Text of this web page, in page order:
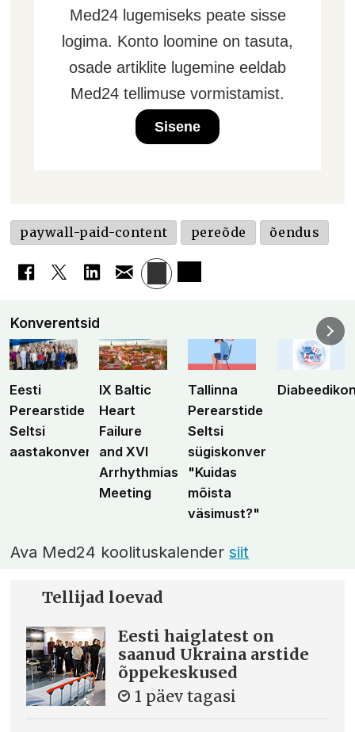
Med24 lugemiseks peate sisse
logima. Konto loomine on tasuta,
osade artiklite lugemine eeldab
Med24 tellimuse vormistamist.
Sisene
paywall-paid-content pereõde õendus
Konverentsid
Eesti
Perearstide
Seltsi
aastakonverents
IX Baltic
Heart
Failure
and XVI
Arrhythmias
Meeting
Tallinna
Perearstide
Seltsi
sügiskonverents
"Kuidas
mõista
väsimust?"
Ava Med24 koolituskalendersiit
Tellijad loevad
Eesti haiglatest on
saanud Ukraina arstide
õppekeskused
1 päev tagasi